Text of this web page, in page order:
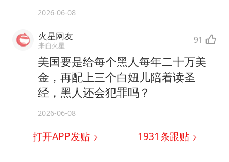
2026-06-08
火星网友
来自火星 91
美国要是给每个黑人每年二十万美
金，再配上三个白妞儿陪着读圣
经，黑人还会犯罪吗？
2026-06-08
打开APP发贴 1931条跟贴